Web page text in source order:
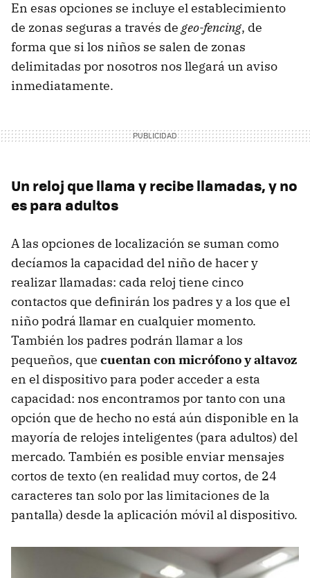
En esas opciones se incluye el establecimiento
de zonas seguras a través de geo-fencing, de
forma que si los niños se salen de zonas
delimitadas por nosotros nos llegará un aviso
inmediatamente.
Un reloj que llama y recibe llamadas, y no
es para adultos
A las opciones de localización se suman como
decíamos la capacidad del niño de hacer y
realizar llamadas: cada reloj tiene cinco
contactos que definirán los padres y a los que el
niño podrá llamar en cualquier momento.
También los padres podrán llamar a los
pequeños, que cuentan con micrófono y altavoz
en el dispositivo para poder acceder a esta
capacidad: nos encontramos por tanto con una
opción que de hecho no está aún disponible en la
mayoría de relojes inteligentes (para adultos) del
mercado. También es posible enviar mensajes
cortos de texto (en realidad muy cortos, de 24
caracteres tan solo por las limitaciones de la
pantalla) desde la aplicación móvil al dispositivo.